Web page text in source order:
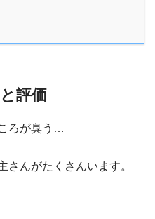
評価
ろが臭う…
さんがたくさんいます。